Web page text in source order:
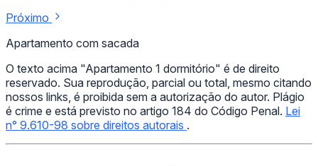
Próximo
Apartamento com sacada
O texto acima "Apartamento 1 dormitório" é de direito
reservado. Sua reprodução, parcial ou total, mesmo citando
nossos links, é proibida sem a autorização do autor. Plágio
é crime e está previsto no artigo 184 do Código Penal. Lei
n° 9.610-98 sobre direitos autorais .